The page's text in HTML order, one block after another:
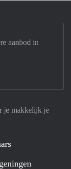
je makkelijk je
aanbod in